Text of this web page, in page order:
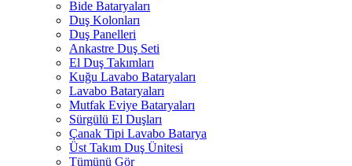
Bide Bataryaları
Duş Kolonları
Duş Panelleri
Ankastre Duş Seti
El Duş Takımları
Kuğu Lavabo Bataryaları
Lavabo Bataryaları
Mutfak Eviye Bataryaları
Sürgülü El Duşları
Çanak Tipi Lavabo Batarya
Üst Takım Duş Ünitesi
Tümünü Gör